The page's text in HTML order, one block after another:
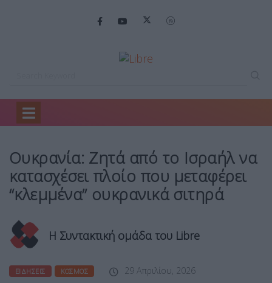
Home
Ουκρανία: Ζητά από το Ισραήλ να
κατασχέσει πλοίο που μεταφέρει
“κλεμμένα” ουκρανικά σιτηρά
Η Συντακτική ομάδα του Libre
ΕΙΔΉΣΕΙΣ ΚΌΣΜΟΣ 29 Απριλίου, 2026